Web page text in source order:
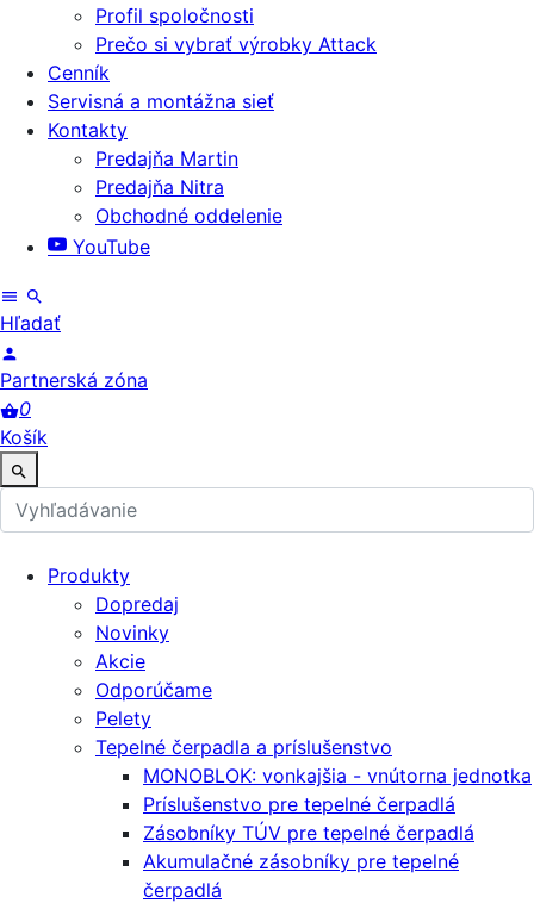
Profil spoločnosti
Prečo si vybrať výrobky Attack
Cenník
Servisná a montážna sieť
Kontakty
Predajňa Martin
Predajňa Nitra
Obchodné oddelenie
YouTube
Hľadať
Partnerská zóna
0
Košík
Produkty
Dopredaj
Novinky
Akcie
Odporúčame
Pelety
Tepelné čerpadla a príslušenstvo
MONOBLOK: vonkajšia - vnútorna jednotka
Príslušenstvo pre tepelné čerpadlá
Zásobníky TÚV pre tepelné čerpadlá
Akumulačné zásobníky pre tepelné
čerpadlá